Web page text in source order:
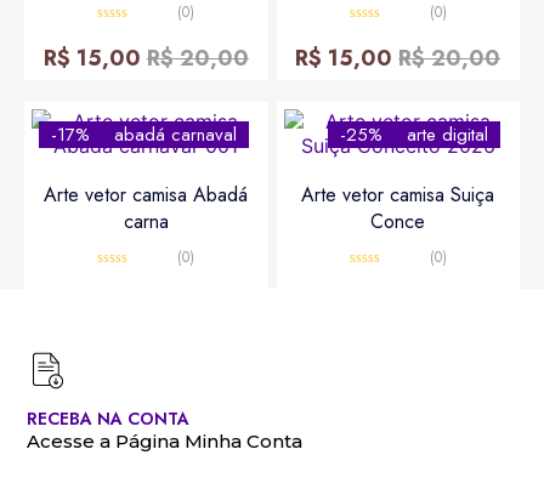
0
de
(0)
R$20,00
R$ 15,00
0
de
(0)
R$20,00
R$ 15,00
-17% abadá carnaval
Arte vetor camisa Abadá
carna
(0)
-25% arte digital
Arte vetor camisa Suiça
Conce
(0)
RECEBA NA CONTA
Acesse a Página Minha Conta